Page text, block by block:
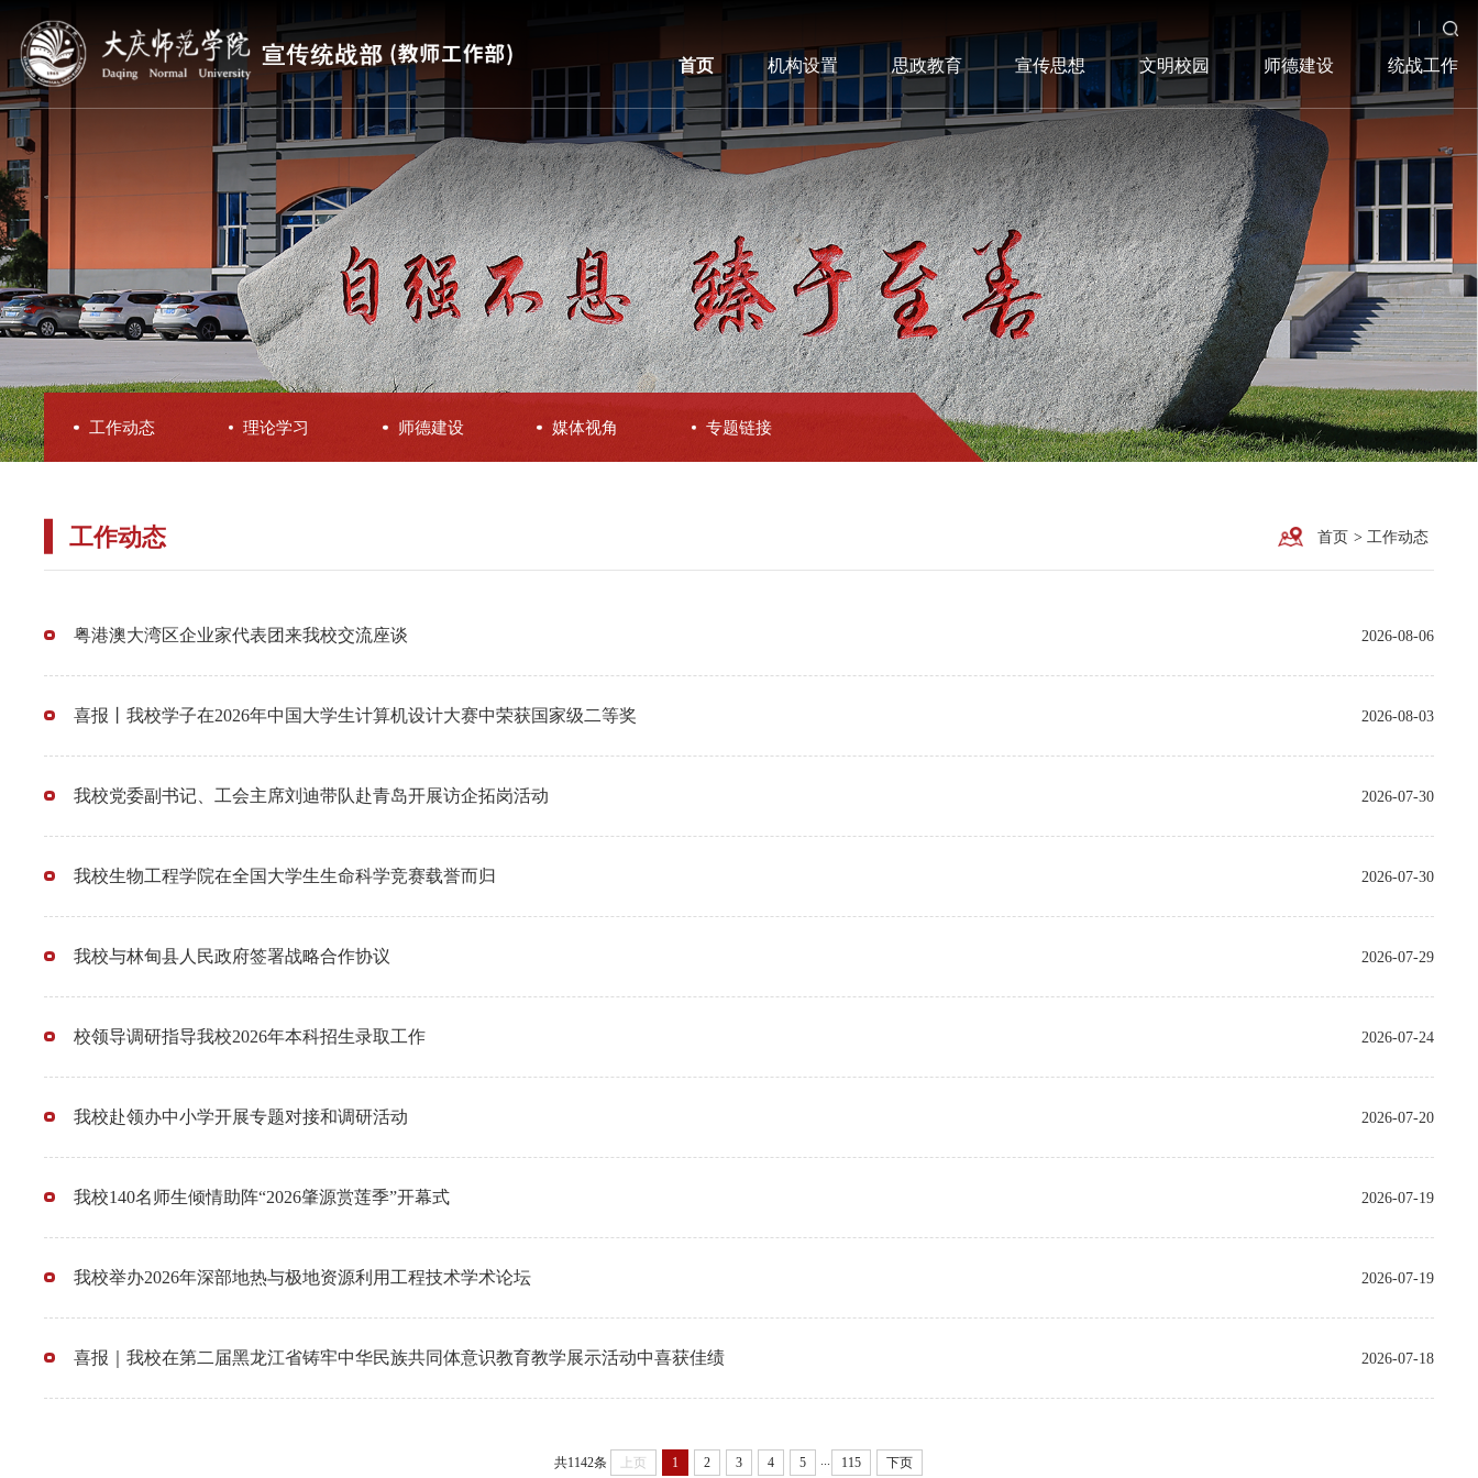
首页 机构设置 思政教育 宣传思想 文明校园 师德建设 统战工作
工作动态 理论学习 师德建设 媒体视角 专题链接
工作动态 首页 > 工作动态
2026-08-06
粤港澳大湾区企业家代表团来我校交流座谈
2026-08-03
喜报丨我校学子在2026年中国大学生计算机设计大赛中荣获国家级二等奖
2026-07-30
我校党委副书记、工会主席刘迪带队赴青岛开展访企拓岗活动
2026-07-30
我校生物工程学院在全国大学生生命科学竞赛载誉而归
2026-07-29
我校与林甸县人民政府签署战略合作协议
2026-07-24
校领导调研指导我校2026年本科招生录取工作
2026-07-20
我校赴领办中小学开展专题对接和调研活动
2026-07-19
我校140名师生倾情助阵“2026肇源赏莲季”开幕式
2026-07-19
我校举办2026年深部地热与极地资源利用工程技术学术论坛
2026-07-18
喜报｜我校在第二届黑龙江省铸牢中华民族共同体意识教育教学展示活动中喜获佳绩
共1142条 上页 1 2 3 4 5 ... 115 下页